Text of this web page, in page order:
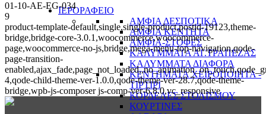
ΙΕΡΟΡΑΦΕΙΟ
ΑΜΦΙΑ ΔΕΣΠΟΤΙΚΑ
ΑΜΦΙΑ ΚΕΝΤΗΤΑ
ΑΜΦΙΑ-ΣΤΟΦΕΣ
ΚΑΛΥΜΜΑΤΑ ΑΓ.ΤΡΑΠΕΖΑΣ
ΚΑΛΥΜΜΑΤΑ ΔΙΑΦΟΡΑ
ΚΕΝΤΗΜΑΤΑ ΧΕΙΡΟΠΟΙΗΤΑ -
ΤΙΡΤΙΡΙ
ΚΟΡΔΕΛΕΣ ΣΤΟΛΙΣΜΟΥ
ΚΟΥΡΤΙΝΕΣ
01-10-AE-EG-034
9
product-template-default,single,single-product,postid-19123,theme-
bridge,bridge-core-3.0.1,woocommerce,woocommerce-
page,woocommerce-no-js,bridge,mega-menu-top-navigation,qode-
page-transition-
4,qode-child-theme-ver-1.0.0,qode-theme-ver-28.7,qode-theme-
bridge,wpb-js-composer js-comp-ver-6.8.0,vc_responsive